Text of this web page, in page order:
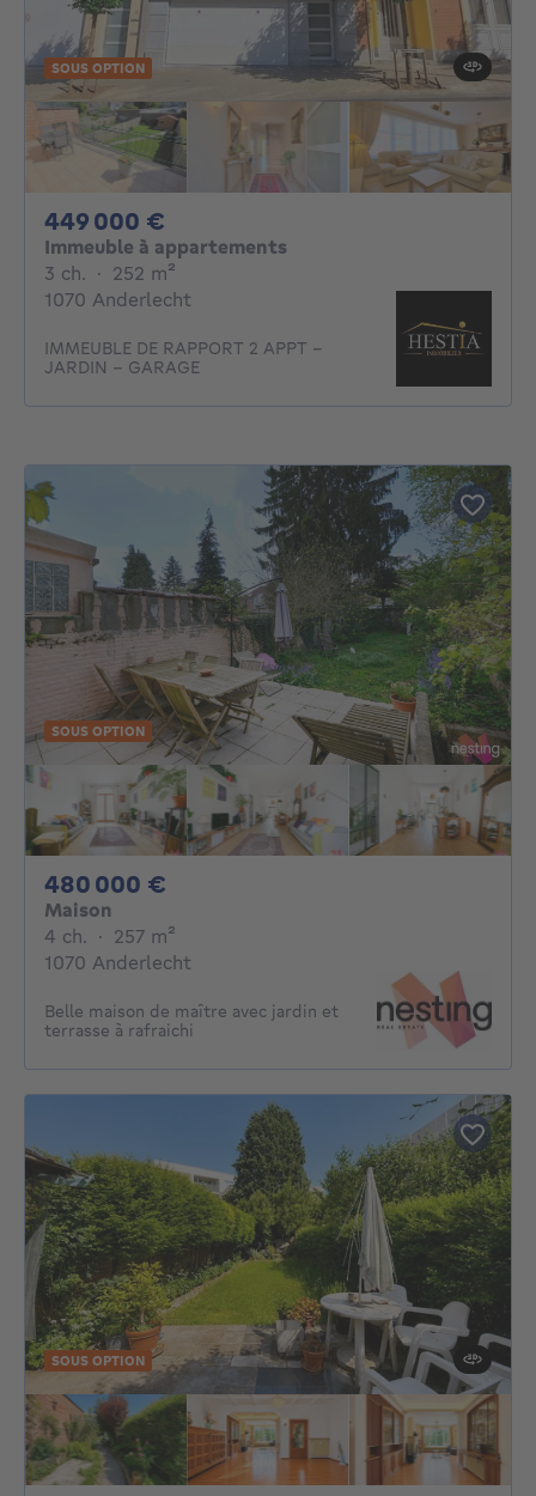
SOUS OPTION
449 000 €
Immeuble à appartements
3 ch. 3 chambres
· 252 m²
1070 Anderlecht
IMMEUBLE DE RAPPORT 2 APPT -
JARDIN - GARAGE
SOUS OPTION
480 000 €
Maison
4 ch. 4 chambres
· 257 m²
1070 Anderlecht
Belle maison de maître avec jardin et
terrasse à rafraichi
SOUS OPTION